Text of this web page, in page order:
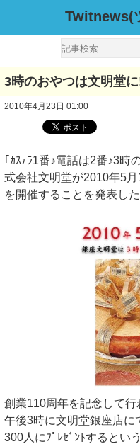
Twitnews(
3時のおやつは文明堂
2010年4月23日 01:00
｢ｶｽﾃﾗ1番♪電話は2番♪3時
式会社文明堂が2010年5
を開催することを発表した
創業110周年を記念して行
午後3時に文明堂銀座店に
300人にﾌﾟﾚｾﾞﾝﾄするとい